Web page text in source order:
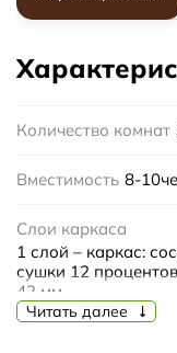
Количество комнат
Вместимость 8-
Слои каркаса
1 слой – каркас:
сушки 12
42 мм
2 слой –
Читать далее